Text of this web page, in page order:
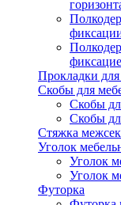
Прокладки
Скобы для
Скобы
Скобы
Стяжка
Уголок
Уголок
Уголок
Футорка